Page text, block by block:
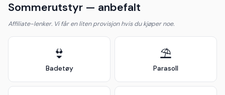
Sommerutstyr — anbefalt
Affiliate-lenker. Vi får en liten provisjon hvis du kjøper noe.
👙
Badetøy
⛱️
Parasoll